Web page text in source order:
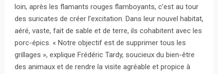
loin, après les flamants rouges flamboyants, c’est au tour
des suricates de créer l’excitation. Dans leur nouvel habitat,
aéré, vaste, fait de sable et de terre, ils cohabitent avec les
porc-épics. « Notre objectif est de supprimer tous les
grillages », explique Frédéric Tardy, soucieux du bien-être
des animaux et de rendre la visite agréable et propice à